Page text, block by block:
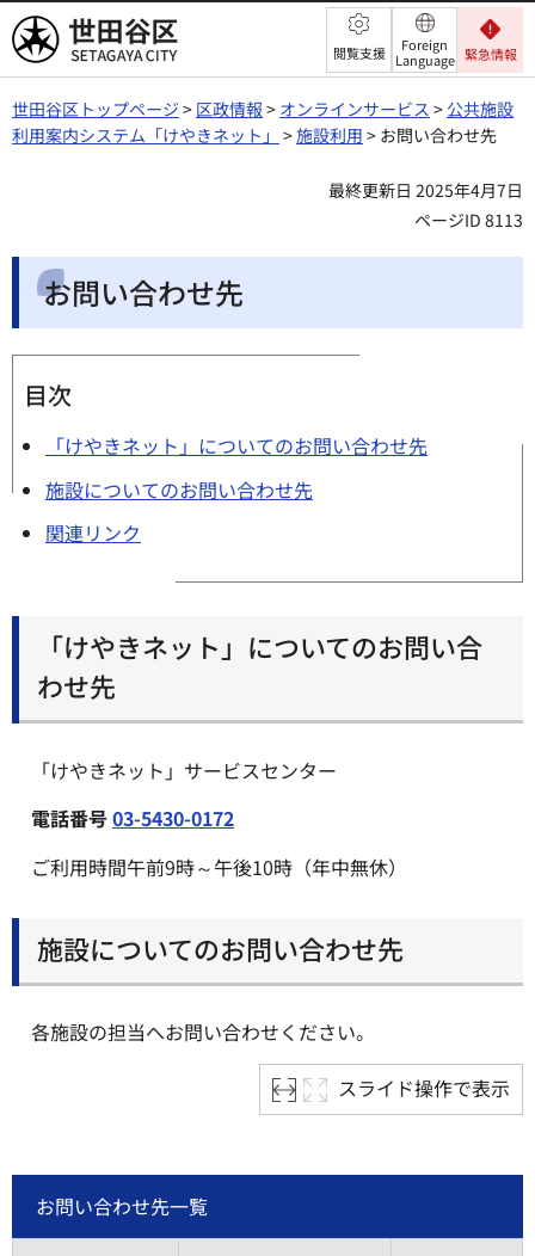
世田谷区 閲覧支援
Foreign
Language 緊急情報
世田谷区トップページ > 区政情報 > オンラインサービス > 公共施設
利用案内システム「けやきネット」 >施設利用 > お問い合わせ先
最終更新日 2025年4月7日
ページID 8113
お問い合わせ先
目次
「けやきネット」についてのお問い合わせ先
施設についてのお問い合わせ先
関連リンク
「けやきネット」についてのお問い合
わせ先
「けやきネット」サービスセンター
電話番号03-5430-0172
ご利用時間午前9時～午後10時（年中無休）
施設についてのお問い合わせ先
各施設の担当へお問い合わせください。
スライド操作で表示
お問い合わせ先一覧